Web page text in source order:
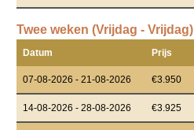
Twee weken (Vrijdag - Vrijdag)
Datum Prijs
07-08-2026 - 21-08-2026 €3.950
14-08-2026 - 28-08-2026 €3.925